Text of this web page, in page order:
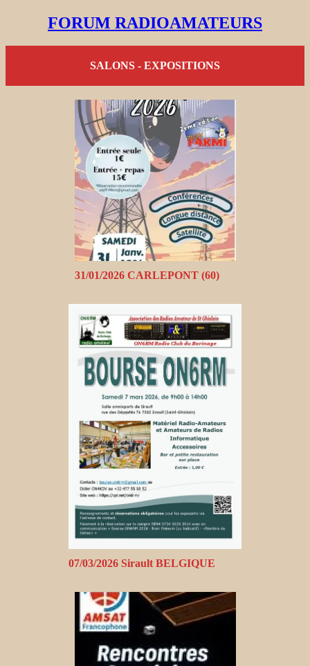
FORUM RADIOAMATEURS
SALONS - EXPOSITIONS
31/01/2026 CARLEPONT (60)
07/03/2026 Sirault BELGIQUE